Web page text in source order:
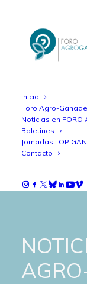
Inicio
Foro Agro-
Noticias en FORO
Boletines
Jornadas TOP GAN
Contacto